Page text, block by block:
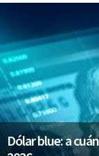
Dólar blue: a